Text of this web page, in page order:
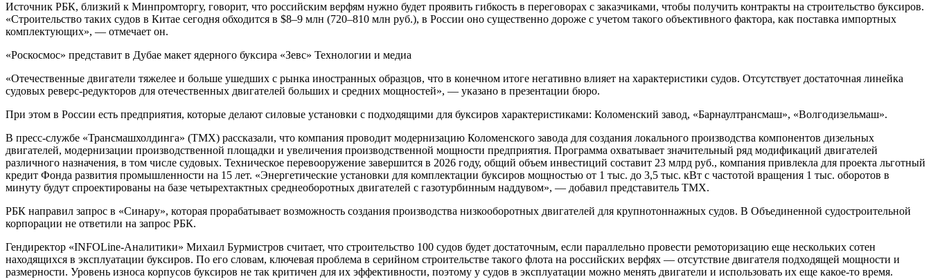
Источник РБК, близкий к Минпромторгу, говорит, что российским верфям нужно будет проявить гибкость в переговорах с заказчиками, чтобы получить контракты на строительство буксиров.
«Строительство таких судов в Китае сегодня обходится в $8–9 млн (720–810 млн руб.), в России оно существенно дороже с учетом такого объективного фактора, как поставка импортных
комплектующих», — отмечает он.
«Роскосмос» представит в Дубае макет ядерного буксира «Зевс» Технологии и медиа
«Отечественные двигатели тяжелее и больше ушедших с рынка иностранных образцов, что в конечном итоге негативно влияет на характеристики судов. Отсутствует достаточная линейка
судовых реверс-редукторов для отечественных двигателей больших и средних мощностей», — указано в презентации бюро.
При этом в России есть предприятия, которые делают силовые установки с подходящими для буксиров характеристиками: Коломенский завод, «Барнаултрансмаш», «Волгодизельмаш».
В пресс-службе «Трансмашхолдинга» (ТМХ) рассказали, что компания проводит модернизацию Коломенского завода для создания локального производства компонентов дизельных
двигателей, модернизации производственной площадки и увеличения производственной мощности предприятия. Программа охватывает значительный ряд модификаций двигателей
различного назначения, в том числе судовых. Техническое перевооружение завершится в 2026 году, общий объем инвестиций составит 23 млрд руб., компания привлекла для проекта льготный
кредит Фонда развития промышленности на 15 лет. «Энергетические установки для комплектации буксиров мощностью от 1 тыс. до 3,5 тыс. кВт с частотой вращения 1 тыс. оборотов в
минуту будут спроектированы на базе четырехтактных среднеоборотных двигателей с газотурбинным наддувом», — добавил представитель ТМХ.
РБК направил запрос в «Синару», которая прорабатывает возможность создания производства низкооборотных двигателей для крупнотоннажных судов. В Объединенной судостроительной
корпорации не ответили на запрос РБК.
Гендиректор «INFOLine-Аналитики» Михаил Бурмистров считает, что строительство 100 судов будет достаточным, если параллельно провести ремоторизацию еще нескольких сотен
находящихся в эксплуатации буксиров. По его словам, ключевая проблема в серийном строительстве такого флота на российских верфях — отсутствие двигателя подходящей мощности и
размерности. Уровень износа корпусов буксиров не так критичен для их эффективности, поэтому у судов в эксплуатации можно менять двигатели и использовать их еще какое-то время.